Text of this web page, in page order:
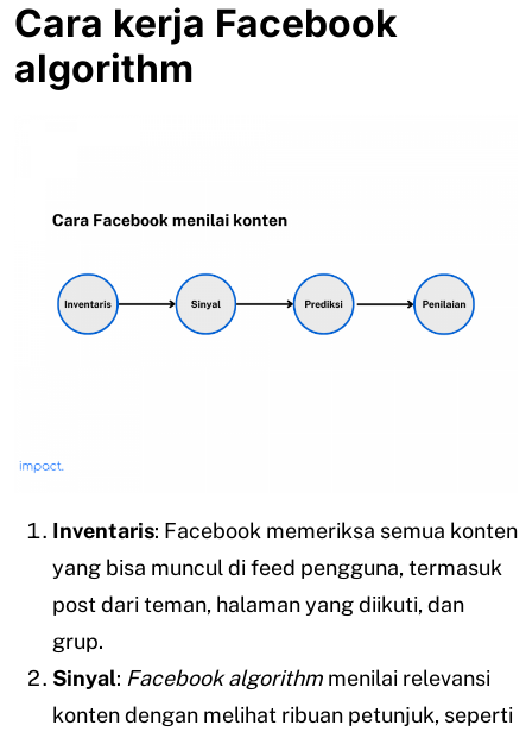
Cara kerja Facebook
algorithm
Inventaris: Facebook memeriksa semua konten
yang bisa muncul di feed pengguna, termasuk
post dari teman, halaman yang diikuti, dan
grup.
Sinyal: Facebook algorithm menilai relevansi
konten dengan melihat ribuan petunjuk, seperti